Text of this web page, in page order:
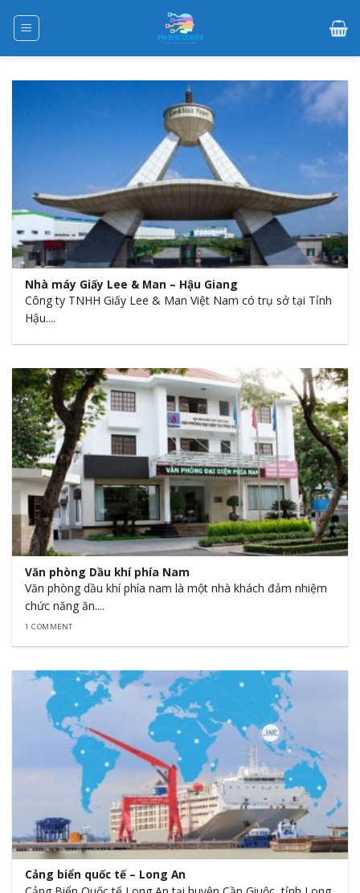
Nhà máy Giấy Lee & Man – Hậu Giang
Công ty TNHH Giấy Lee & Man Việt Nam có trụ sở tại Tỉnh
Hậu....
Văn phòng Dầu khí phía Nam
Văn phòng dầu khí phía nam là một nhà khách đảm nhiệm
chức năng ăn....
1 COMMENT
Cảng biển quốc tế – Long An